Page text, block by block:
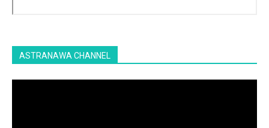
ASTRANAWA CHANNEL